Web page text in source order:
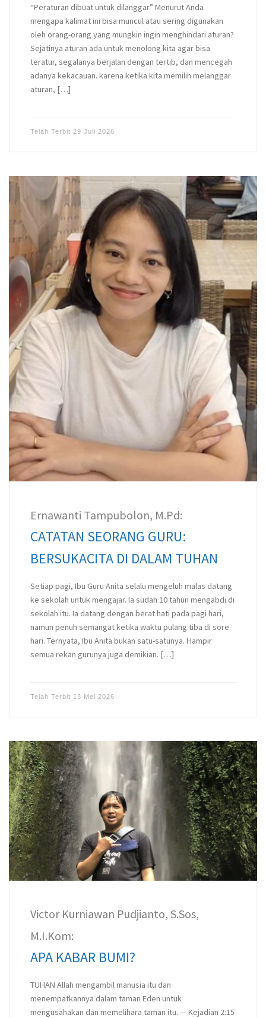
“Peraturan dibuat untuk dilanggar” Menurut Anda
mengapa kalimat ini bisa muncul atau sering digunakan
oleh orang-orang yang mungkin ingin menghindari aturan?
Sejatinya aturan ada untuk menolong kita agar bisa
teratur, segalanya berjalan dengan tertib, dan mencegah
adanya kekacauan. karena ketika kita memilih melanggar
aturan, […]
Telah Terbit 29 Juli 2026
Ernawanti Tampubolon, M.Pd:
CATATAN SEORANG GURU:
BERSUKACITA DI DALAM TUHAN
Setiap pagi, Ibu Guru Anita selalu mengeluh malas datang
ke sekolah untuk mengajar. Ia sudah 10 tahun mengabdi di
sekolah itu. Ia datang dengan berat hati pada pagi hari,
namun penuh semangat ketika waktu pulang tiba di sore
hari. Ternyata, Ibu Anita bukan satu-satunya. Hampir
semua rekan gurunya juga demikian. […]
Telah Terbit 13 Mei 2026
Victor Kurniawan Pudjianto, S.Sos,
M.I.Kom:
APA KABAR BUMI?
TUHAN Allah mengambil manusia itu dan
menempatkannya dalam taman Eden untuk
mengusahakan dan memelihara taman itu. — Kejadian 2:15